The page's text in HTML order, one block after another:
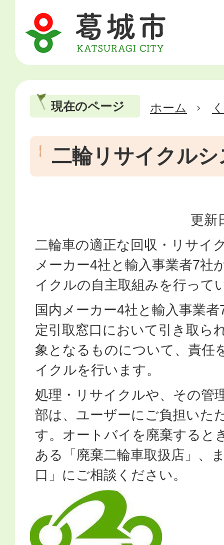
現在のページ ホーム
二輪リサイクル
更新
二輪車の適正な回収・リサイ
メーカー4社と輸入事業者7社
イクルの自主取組みを行って
国内メーカー4社と輸入事業
定引取窓口において引き取ら
象となるものについて、責任
イクルを行います。
処理・リサイクルや、その管
部は、ユーザーにご負担いた
す。オートバイを廃棄すると
ある「廃棄二輪車取扱店」、
口」にご相談ください。